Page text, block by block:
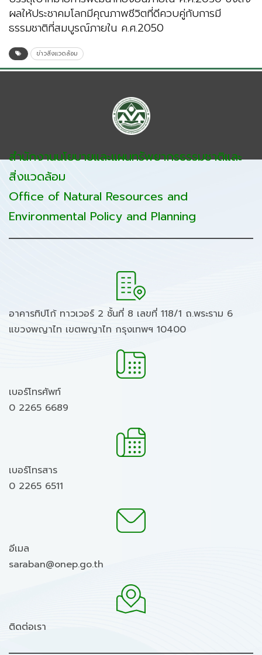
ผลให้ประชาคมโลกมีคุณภาพชีวิตที่ดีควบคู่กับการมี
ธรรมชาติที่สมบูรณ์ภายใน ค.ศ.2050
ข่าวสิ่งแวดล้อม
สำนักงานนโยบายและแผนทรัพยากรธรรมชาติและ
สิ่งแวดล้อม
Office of Natural Resources and
Environmental Policy and Planning
อาคารทิปโก้ ทาวเวอร์ 2 ชั้นที่ 8 เลขที่ 118/1 ถ.พระราม 6
แขวงพญาไท เขตพญาไท กรุงเทพฯ 10400
เบอร์โทรศัพท์
0 2265 6689
เบอร์โทรสาร
0 2265 6511
อีเมล
saraban@onep.go.th
ติดต่อเรา